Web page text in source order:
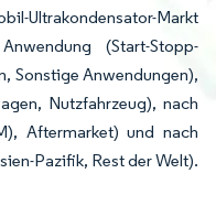
Markt
(Start-Stopp-
Sonstige Anwendungen),
Nutzfahrzeug), nach
Aftermarket) und nach
Pazifik, Rest der Welt).